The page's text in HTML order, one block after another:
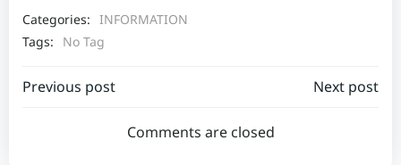
Categories: INFORMATION
Tags:
No Tag
Post
navigation
Previous post
navigation
Next post
Comments are closed